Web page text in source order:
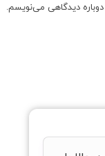
دیدگاهی می‌نویسم.